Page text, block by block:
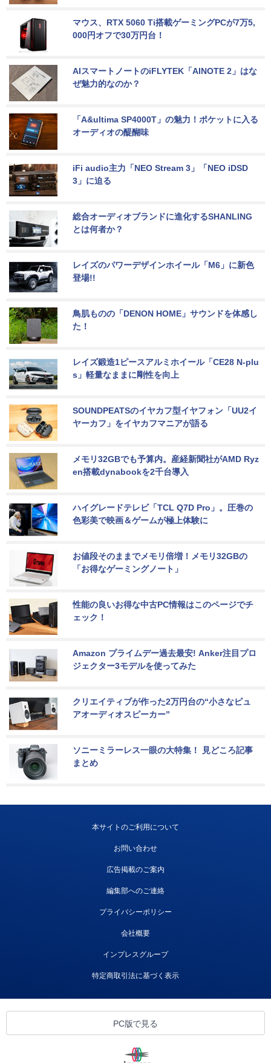
マウス、RTX 5060 Ti搭載ゲーミングPCが7万5,
000円オフで30万円台！
AIスマートノートのiFLYTEK「AINOTE 2」はな
ぜ魅力的なのか？
「A&ultima SP4000T」の魅力！ポケットに入る
オーディオの醍醐味
iFi audio主力「NEO Stream 3」「NEO iDSD
3」に迫る
総合オーディオブランドに進化するSHANLING
とは何者か？
レイズのパワーデザインホイール「M6」に新色
登場!!
鳥肌ものの「DENON HOME」サウンドを体感し
た！
レイズ鍛造1ピースアルミホイール「CE28 N-plu
s」軽量なままに剛性を向上
SOUNDPEATSのイヤカフ型イヤフォン「UU2イ
ヤーカフ」をイヤカフマニアが語る
メモリ32GBでも予算内。産経新聞社がAMD Ryz
en搭載dynabookを2千台導入
ハイグレードテレビ「TCL Q7D Pro」。圧巻の
色彩美で映画＆ゲームが極上体験に
お値段そのままでメモリ倍増！メモリ32GBの
「お得なゲーミングノート」
性能の良いお得な中古PC情報はこのページでチ
ェック！
Amazon プライムデー過去最安! Anker注目プロ
ジェクター3モデルを使ってみた
クリエイティブが作った2万円台の“小さなピュ
アオーディオスピーカー”
ソニーミラーレス一眼の大特集！ 見どころ記事
まとめ
本サイトのご利用について
お問い合わせ
広告掲載のご案内
編集部へのご連絡
プライバシーポリシー
会社概要
インプレスグループ
特定商取引法に基づく表示
PC版で見る